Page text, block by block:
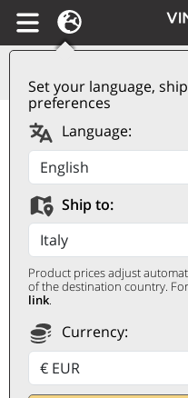
Set your language,
preferences
Language:
Ship to:
Product prices adjust
of the destination country.
link.
Currency:
Cava DO
Bodega
Autentica
BODEGA ESPANA
0,75 ℓ